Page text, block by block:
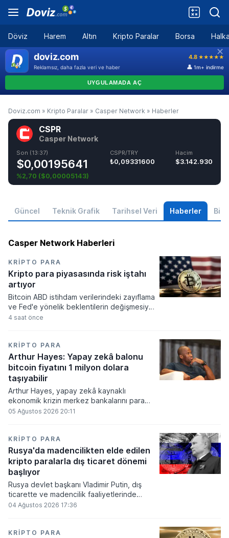
Döviz Harem Altın Kripto Paralar Borsa
Doviz.com » Kripto Paralar » Casper Network » Haberler
CSPR
Casper Network
Son (13:37)
$0,00195641
%2,70 ($0,00005143)
CSPR/TRY
₺0,09331600
Hacim
$3.142.930
Güncel Teknik Grafik Tarihsel Veri Haberler Bilgi
Casper Network Haberleri
KRIPTO PARA
Kripto para piyasasında risk iştahı
artıyor
Bitcoin ABD istihdam verilerindeki zayıflama
ve Fed'e yönelik beklentilerin değişmesiyle
haftayı yükselişle kapattı. Kripto para
açıklanacak enflasyon rakamlarına ve
küresel gelişmelere çevrildi.
4 saat önce
KRIPTO PARA
Arthur Hayes: Yapay zekâ balonu
bitcoin fiyatını 1 milyon dolara
taşıyabilir
Arthur Hayes, yapay zekâ kaynaklı
ekonomik krizin merkez bankalarını para
basmaya zorlayacağını ve bu durumun
kayıplarının tetikleyeceği kredi krizinin
küresel likidite artışına yol açacağını belirtti
ve bitcoinin bu süreçte en hızlı tepki veren
varlık olacağı vurguladı.
05 Ağustos 2026 20:11
KRIPTO PARA
Rusya'da madencilikten elde edilen
kripto paralarla dış ticaret dönemi
başlıyor
Rusya devlet başkanı Vladimir Putin, dış
ticarette ve madencilik faaliyetlerinde
kripto varlıkların kullanımına onay veren
elde edilen dijital paraların belirli şartlar
04 Ağustos 2026 17:36
KRIPTO PARA